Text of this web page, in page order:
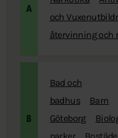
A
och
återvinning och
B
Bad och
badhus
Barn
Göteborg